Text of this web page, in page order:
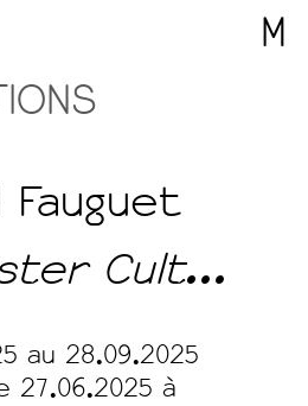
M
Fauguet
Cult...
au 28.09.2025
27.06.2025 à